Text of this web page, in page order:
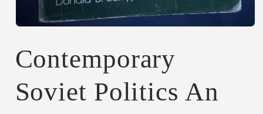
1
en
ventana
modal
Contemporary
Soviet Politics An